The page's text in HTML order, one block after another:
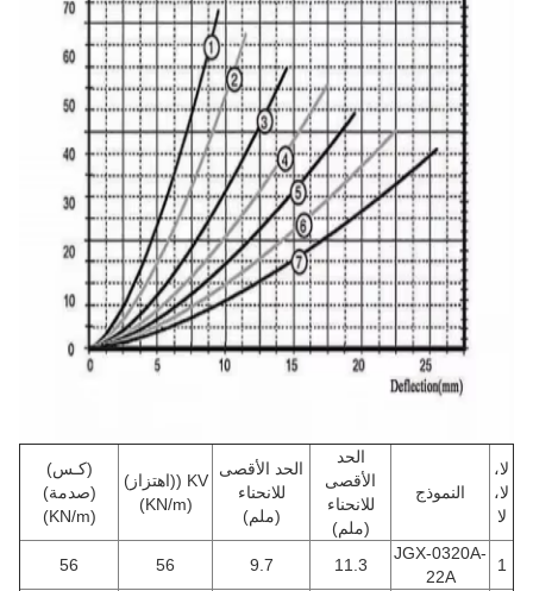
لا،
لا،
لا
النموذج
الحد
الأقصى
للانحناء
(ملم)
الحد الأقصى
للانحناء
(ملم)
KV ((اهتزاز)
(كـس)
(صدمة)
JGX-0320A-
22A
11.3
9.7
56
56